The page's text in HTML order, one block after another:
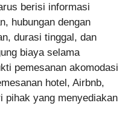
berisi informasi
hubungan dengan
durasi tinggal, dan
biaya selama
pemesanan akomodasi
hotel, Airbnb,
pihak yang menyediakan